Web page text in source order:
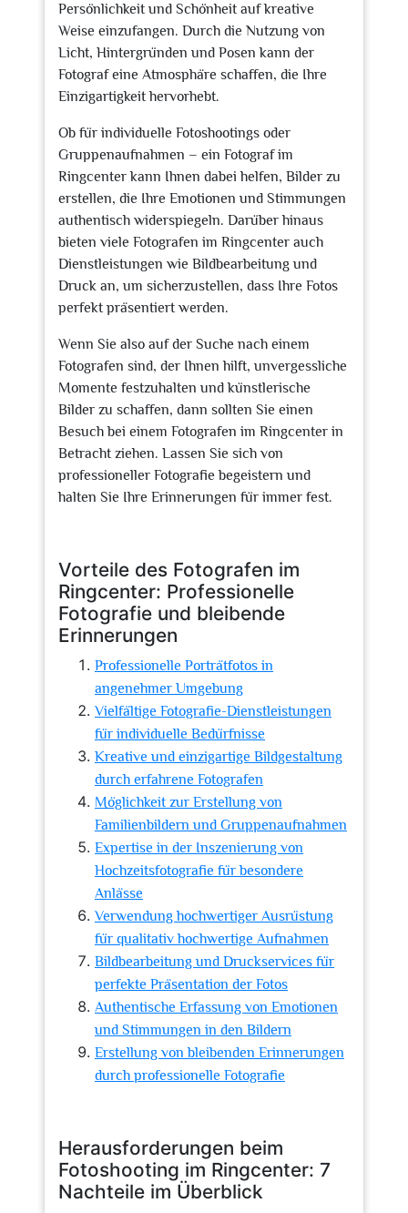
Persönlichkeit und Schönheit auf kreative
Weise einzufangen. Durch die Nutzung von
Licht, Hintergründen und Posen kann der
Fotograf eine Atmosphäre schaffen, die Ihre
Einzigartigkeit hervorhebt.
Ob für individuelle Fotoshootings oder
Gruppenaufnahmen – ein Fotograf im
Ringcenter kann Ihnen dabei helfen, Bilder zu
erstellen, die Ihre Emotionen und Stimmungen
authentisch widerspiegeln. Darüber hinaus
bieten viele Fotografen im Ringcenter auch
Dienstleistungen wie Bildbearbeitung und
Druck an, um sicherzustellen, dass Ihre Fotos
perfekt präsentiert werden.
Wenn Sie also auf der Suche nach einem
Fotografen sind, der Ihnen hilft, unvergessliche
Momente festzuhalten und künstlerische
Bilder zu schaffen, dann sollten Sie einen
Besuch bei einem Fotografen im Ringcenter in
Betracht ziehen. Lassen Sie sich von
professioneller Fotografie begeistern und
halten Sie Ihre Erinnerungen für immer fest.
Vorteile des Fotografen im
Ringcenter: Professionelle
Fotografie und bleibende
Erinnerungen
Professionelle Porträtfotos in
angenehmer Umgebung
Vielfältige Fotografie-Dienstleistungen
für individuelle Bedürfnisse
Kreative und einzigartige Bildgestaltung
durch erfahrene Fotografen
Möglichkeit zur Erstellung von
Familienbildern und Gruppenaufnahmen
Expertise in der Inszenierung von
Hochzeitsfotografie für besondere
Anlässe
Verwendung hochwertiger Ausrüstung
für qualitativ hochwertige Aufnahmen
Bildbearbeitung und Druckservices für
perfekte Präsentation der Fotos
Authentische Erfassung von Emotionen
und Stimmungen in den Bildern
Erstellung von bleibenden Erinnerungen
durch professionelle Fotografie
Herausforderungen beim
Fotoshooting im Ringcenter: 7
Nachteile im Überblick